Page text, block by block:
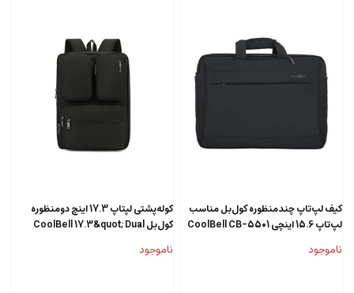
کیف لپ‌تاپ چندمنظوره کول‌بل مناسب
لپ‌تاپ 15.6 اینچی CoolBell CB-5501
ناموجود
کوله‌پشتی لپ‎تاپ 17.3 اینچ دومنظوره
کول‌بل CoolBell 17.3&quot; Dual
ناموجود